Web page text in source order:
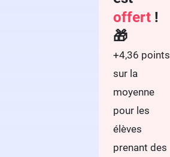
offert !
🎁
+4,36 points
sur la
moyenne
pour les
élèves
prenant des